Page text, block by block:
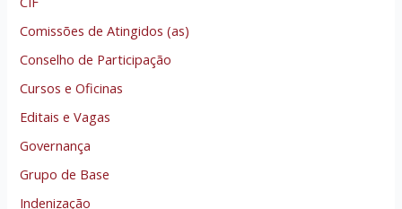
Comissões de Atingidos (as)
Conselho de Participação
Cursos e Oficinas
Editais e Vagas
Governança
Grupo de Base
Indenização